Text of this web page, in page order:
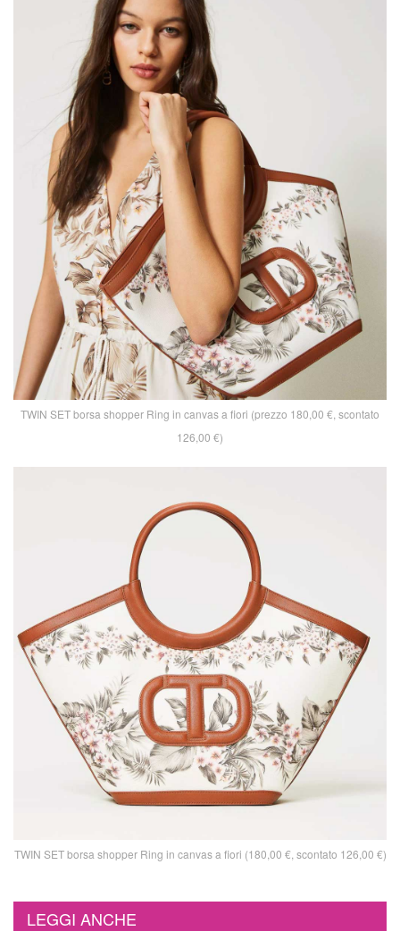
TWIN SET borsa shopper Ring in canvas a fiori (prezzo 180,00 €, scontato
126,00 €)
TWIN SET borsa shopper Ring in canvas a fiori (180,00 €, scontato 126,00 €)
LEGGI ANCHE